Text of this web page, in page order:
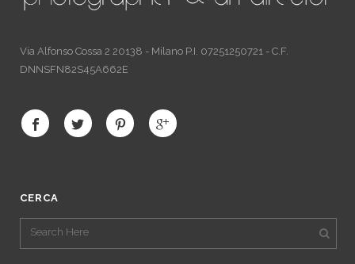
Via Alfonso Cossa 2 20138 - Milano P.I. 07251250721 - C.F.
DNNSFN82S45A662E
CERCA